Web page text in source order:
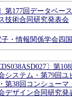
〕第177回データベー
技術合同研究発表会
・情報関係学会四
〕第
システム・第79回ユ
第38回コンシューマ
デザイン合同研究発